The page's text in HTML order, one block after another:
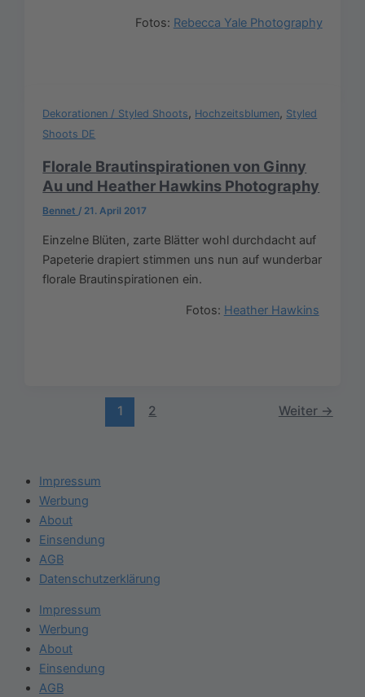
Fotos: Rebecca Yale Photography
Dekorationen / Styled Shoots, Hochzeitsblumen, Styled
Shoots DE
Florale Brautinspirationen von Ginny
Au und Heather Hawkins Photography
Bennet/ 21. April 2017
Einzelne Blüten, zarte Blätter wohl durchdacht auf
Papeterie drapiert stimmen uns nun auf wunderbar
florale Brautinspirationen ein.
Fotos: Heather Hawkins
1 2 Weiter →
Impressum
Werbung
About
Einsendung
AGB
Datenschutzerklärung
Impressum
Werbung
About
Einsendung
AGB